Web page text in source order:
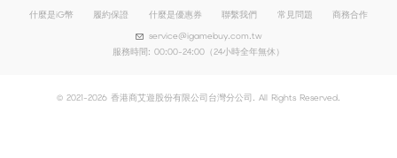
什麼是iG幣
履約保證 什麼是優惠券 聯繫我們 常見問題
商務合作
service@igamebuy.com.tw
服務時間: 00:00-24:00（24小時全年無休）
© 2021-2026 香港商艾遊股份有限公司台灣分公司. All Rights Reserved.